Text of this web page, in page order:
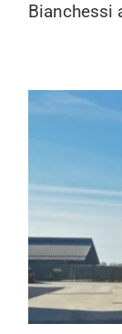
Bianchessi
Ordine
entro